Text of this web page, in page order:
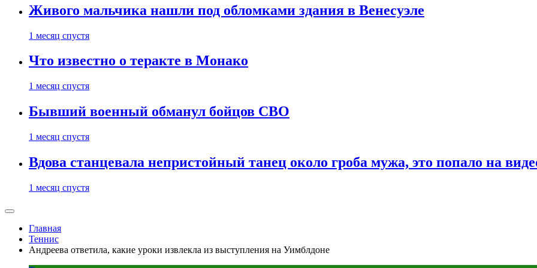
Живого мальчика нашли под обломками здания в Венесуэле
1 месяц спустя
Что известно о теракте в Монако
1 месяц спустя
Бывший военный обманул бойцов СВО
1 месяц спустя
Вдова станцевала непристойный танец около гроба мужа, это попало на
1 месяц спустя
Главная
Теннис
Андреева ответила, какие уроки извлекла из выступления на Уимблдоне